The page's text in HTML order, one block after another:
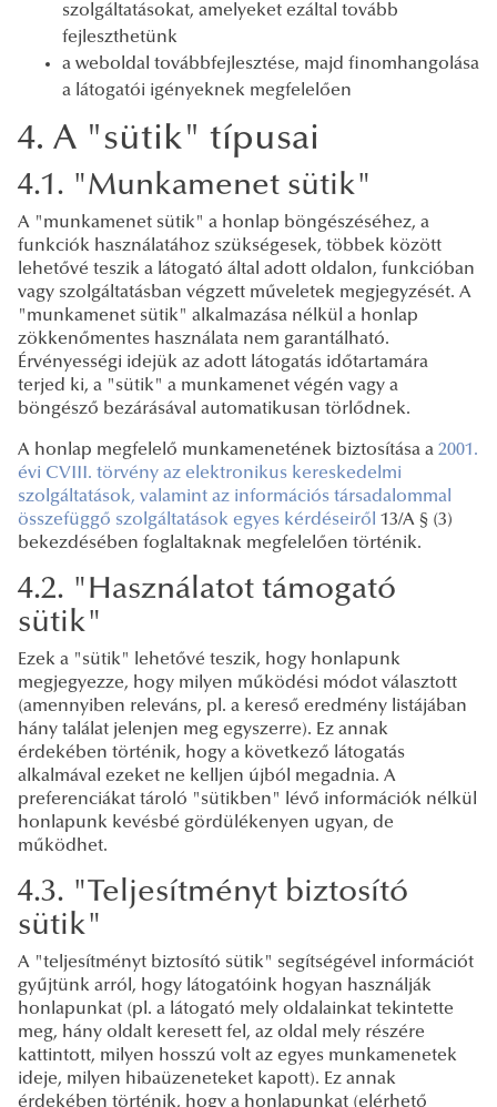
szolgáltatásokat, amelyeket ezáltal tovább
fejleszthetünk
a weboldal továbbfejlesztése, majd finomhangolása
a látogatói igényeknek megfelelően
4. A "sütik" típusai
4.1. "Munkamenet sütik"
A "munkamenet sütik" a honlap böngészéséhez, a
funkciók használatához szükségesek, többek között
lehetővé teszik a látogató által adott oldalon, funkcióban
vagy szolgáltatásban végzett műveletek megjegyzését. A
"munkamenet sütik" alkalmazása nélkül a honlap
zökkenőmentes használata nem garantálható.
Érvényességi idejük az adott látogatás időtartamára
terjed ki, a "sütik" a munkamenet végén vagy a
böngésző bezárásával automatikusan törlődnek.
A honlap megfelelő munkamenetének biztosítása a 2001.
évi CVIII. törvény az elektronikus kereskedelmi
szolgáltatások, valamint az információs társadalommal
összefüggő szolgáltatások egyes kérdéseiről 13/A § (3)
bekezdésében foglaltaknak megfelelően történik.
4.2. "Használatot támogató
sütik"
Ezek a "sütik" lehetővé teszik, hogy honlapunk
megjegyezze, hogy milyen működési módot választott
(amennyiben releváns, pl. a kereső eredmény listájában
hány találat jelenjen meg egyszerre). Ez annak
érdekében történik, hogy a következő látogatás
alkalmával ezeket ne kelljen újból megadnia. A
preferenciákat tároló "sütikben" lévő információk nélkül
honlapunk kevésbé gördülékenyen ugyan, de
működhet.
4.3. "Teljesítményt biztosító
sütik"
A "teljesítményt biztosító sütik" segítségével információt
gyűjtünk arról, hogy látogatóink hogyan használják
honlapunkat (pl. a látogató mely oldalainkat tekintette
meg, hány oldalt keresett fel, az oldal mely részére
kattintott, milyen hosszú volt az egyes munkamenetek
ideje, milyen hibaüzeneteket kapott). Ez annak
érdekében történik, hogy a honlapunkat (elérhető